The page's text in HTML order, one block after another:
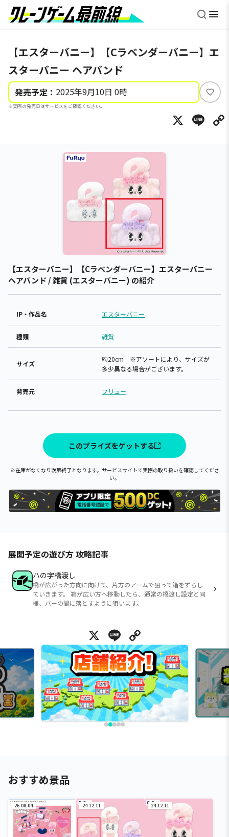
【エスターバニー】【Cラベンダーバニー】エ
スターバニー ヘアバンド
発売予定： 2025年9月10日 0時
※実際の発売日はサービスをご確認ください。
い
ね
X
【エスターバニー】【Cラベンダーバニー】エスターバニー
ヘアバンド / 雑貨 (エスターバニー) の紹介
IP・作品名 エスターバニー
種類 雑貨
サイズ
約20cm ※アソートにより、サイズが
多少異なる場合がございます。
発売元 フリュー
このプライズをゲットする
※在庫がなくなり次第終了となります。サービスサイトで実際の取り扱いを確認してくださ
い。
展開予定の遊び方 攻略記事
ハの字橋渡し
橋が広がった方向に向けて、片方のアームで狙って箱をずらし
ていきます。 箱が広い方へ移動したら、通常の橋渡し設定と同
様、バーの間に落とすように狙います。
X Line
おすすめ景品
26.08.04 24.12.11 24.12.11